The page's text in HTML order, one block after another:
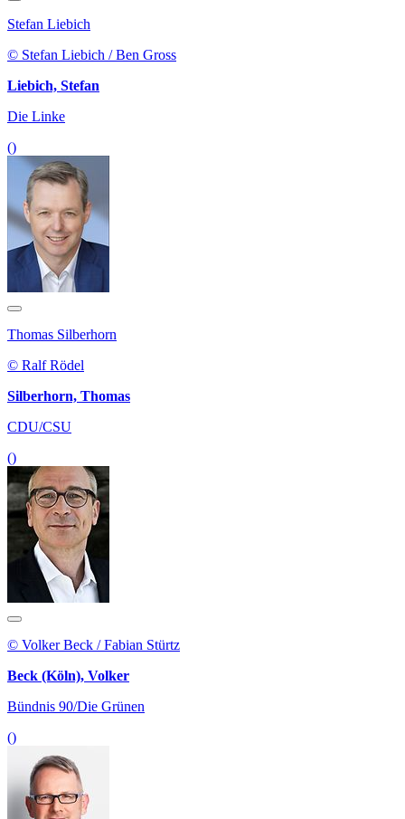
Stefan Liebich
© Stefan Liebich / Ben Gross
Liebich, Stefan
Die Linke
()
Thomas Silberhorn
© Ralf Rödel
Silberhorn, Thomas
CDU/CSU
()
© Volker Beck / Fabian Stürtz
Beck (Köln), Volker
Bündnis 90/Die Grünen
()